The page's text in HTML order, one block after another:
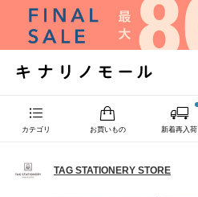
カテゴリ お買いもの 新着再入荷
TAG STATIONERY STORE